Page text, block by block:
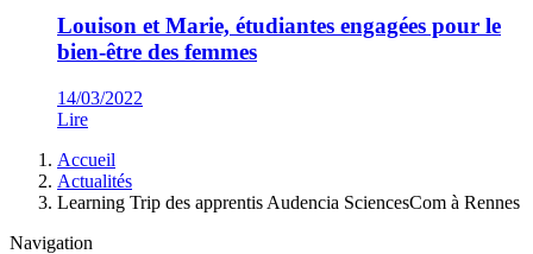
Louison et Marie, étudiantes engagées pour le
bien-être des femmes
14/03/2022
Lire
d'Ariane
Accueil
Actualités
Learning Trip des apprentis Audencia SciencesCom à Rennes
Navigation